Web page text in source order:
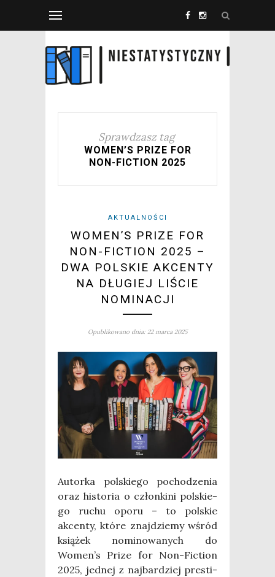
Sprawdzasz tag
WOMEN’S PRIZE FOR
NON-FICTION 2025
AKTUALNOŚCI
WOMEN’S PRIZE FOR
NON-FICTION 2025 –
DWA POLSKIE AKCENTY
NA DŁUGIEJ LIŚCIE
NOMINACJI
Opublikowano dnia: 22 marca 2025
Autor­ka pol­skie­go pocho­dze­nia
oraz histo­ria o człon­ki­ni pol­skie­
go ruchu opo­ru – to pol­skie
akcen­ty, któ­re znaj­dzie­my wśród
ksią­żek nomi­no­wa­nych do
Women’s Pri­ze for Non-Fic­tion
2025, jed­nej z naj­bar­dziej pre­sti­